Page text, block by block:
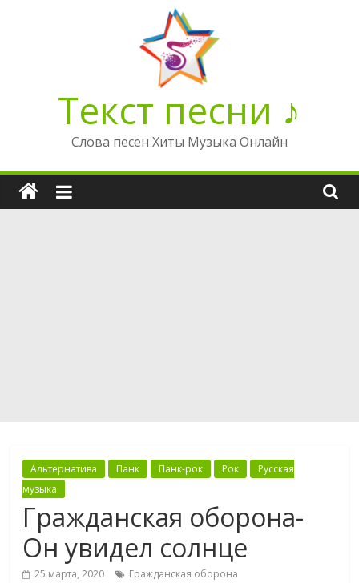
Текст песни ♪
Слова песен Хиты Музыка Онлайн
Альтернатива Панк Панк-рок Рок
Русская
музыка
Гражданская оборона-
Он увидел солнце
25 марта, 2020 Гражданская оборона